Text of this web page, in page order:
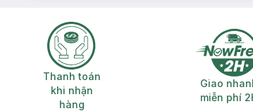
Thanh toán khi nhận hàng
Thanh toán
khi nhận
hàng
Giao
miễn phí